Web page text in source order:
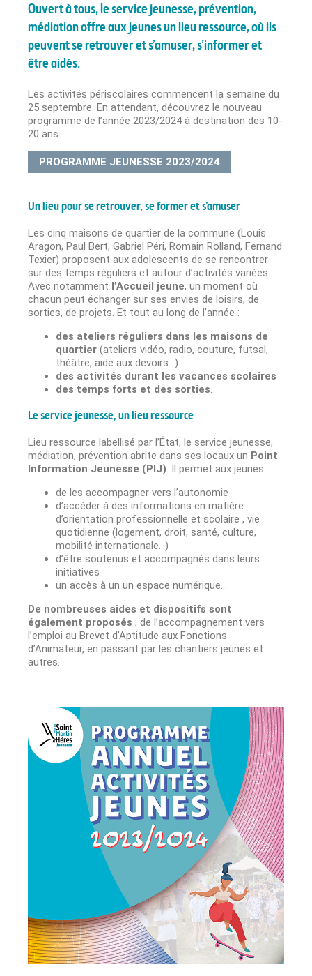
Ouvert à tous, le service jeunesse, prévention,
médiation offre aux jeunes un lieu ressource, où ils
peuvent se retrouver et s’amuser, s’informer et
être aidés.
Les activités périscolaires commencent la semaine du
25 septembre. En attendant, découvrez le nouveau
programme de l’année 2023/2024 à destination des 10-
20 ans.
PROGRAMME JEUNESSE 2023/2024
Un lieu pour se retrouver, se former et s’amuser
Les cinq maisons de quartier de la commune (Louis
Aragon, Paul Bert, Gabriel Péri, Romain Rolland, Fernand
Texier) proposent aux adolescents de se rencontrer
sur des temps réguliers et autour d’activités variées.
Avec notamment l’Accueil jeune, un moment où
chacun peut échanger sur ses envies de loisirs, de
sorties, de projets. Et tout au long de l’année :
des ateliers réguliers dans les maisons de
quartier (ateliers vidéo, radio, couture, futsal,
théâtre, aide aux devoirs…)
des activités durant les vacances scolaires
des temps forts et des sorties.
Le service jeunesse, un lieu ressource
Lieu ressource labellisé par l’État, le service jeunesse,
médiation, prévention abrite dans ses locaux un Point
Information Jeunesse (PIJ). Il permet aux jeunes :
de les accompagner vers l’autonomie
d’accéder à des informations en matière
d’orientation professionnelle et scolaire , vie
quotidienne (logement, droit, santé, culture,
mobilité internationale…)
d’être soutenus et accompagnés dans leurs
initiatives
un accès à un un espace numérique…
De nombreuses aides et dispositifs sont
également proposés ; de l’accompagnement vers
l’emploi au Brevet d’Aptitude aux Fonctions
d’Animateur, en passant par les chantiers jeunes et
autres.